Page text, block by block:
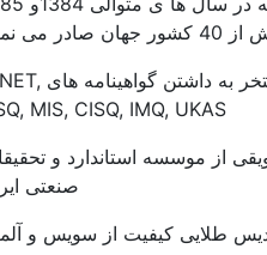
• شرکت صنایع استیل البرز مفتخر به داشتن گواهینامه های IQNET,
CSQ, MIS, CISQ, IMQ, UKAS
از موسسه استاندارد و تحقیقات
صنعتی ایران
طلایی کیفیت از سویس و آلمان